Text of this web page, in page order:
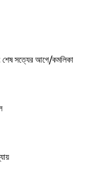
শেষ সত্যের আগে/কমলিকা